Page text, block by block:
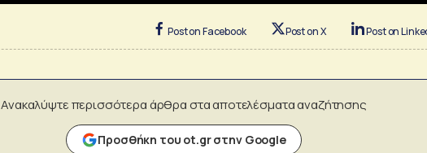
Post on Facebook Post on X Post on
Ανακαλύψτε περισσότερα άρθρα στα αποτελέσματα αναζήτησης
Προσθήκη του ot.gr στην Google